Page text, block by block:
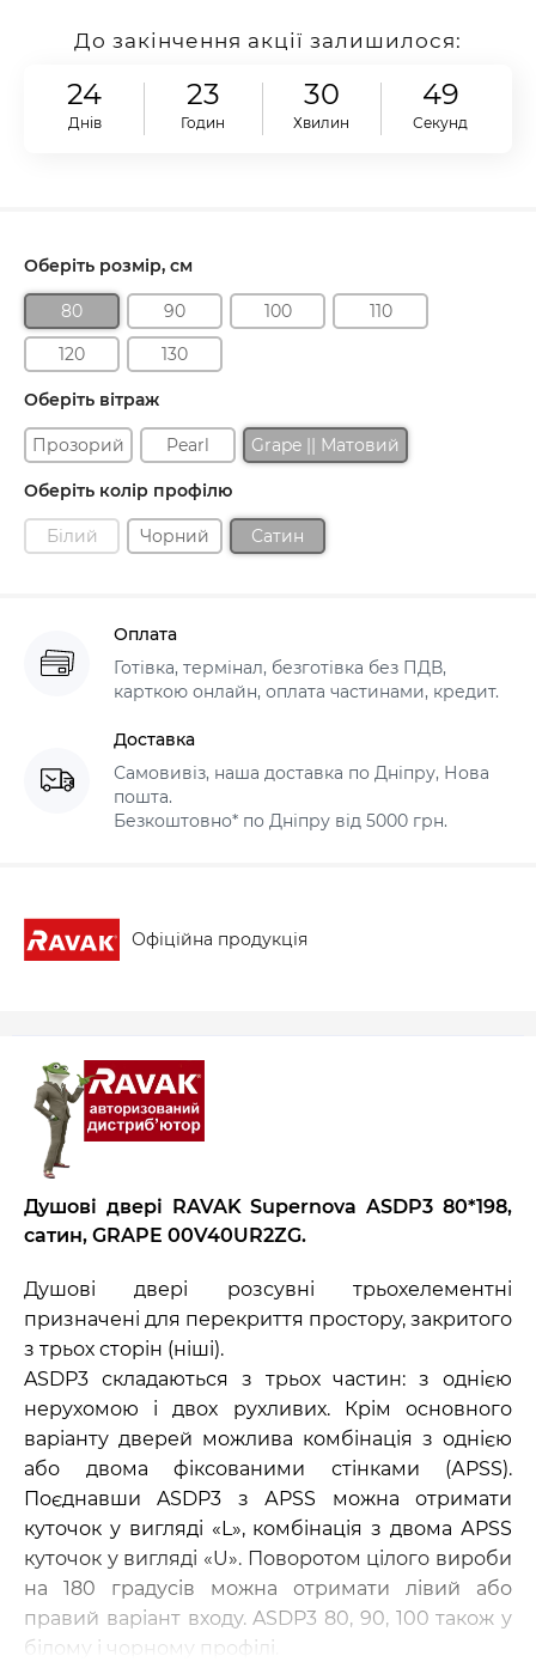
До закінчення акції залишилося:
24
Днів
23
Годин
30
Хвилин
48
Секунд
Оберіть розмір, см
80 90 100
110
120
130
Оберіть вітраж
Прозорий Pearl Grape || Матовий
Оберіть колір профілю
Білий Чорний Сатин
Оплата
Готівка, термінал, безготівка без ПДВ,
карткою онлайн, оплата частинами, кредит.
Доставка
Самовивіз, наша доставка по Дніпру, Нова
пошта.
Безкоштовно* по Дніпру від 5000 грн.
Офіційна продукція
Душові двері RAVAK Supernova ASDP3 80*198,
сатин, GRAPE 00V40UR2ZG.
Душові двері розсувні трьохелементні
призначені для перекриття простору, закритого
з трьох сторін (ніші).
ASDP3 складаються з трьох частин: з однією
нерухомою і двох рухливих. Крім основного
варіанту дверей можлива комбінація з однією
або двома фіксованими стінками (АPSS).
Поєднавши ASDP3 з АPSS можна отримати
куточок у вигляді «L», комбінація з двома АPSS
куточок у вигляді «U». Поворотом цілого вироби
на 180 градусів можна отримати лівий або
правий варіант входу. ASDP3 80, 90, 100 також у
білому і чорному профілі.